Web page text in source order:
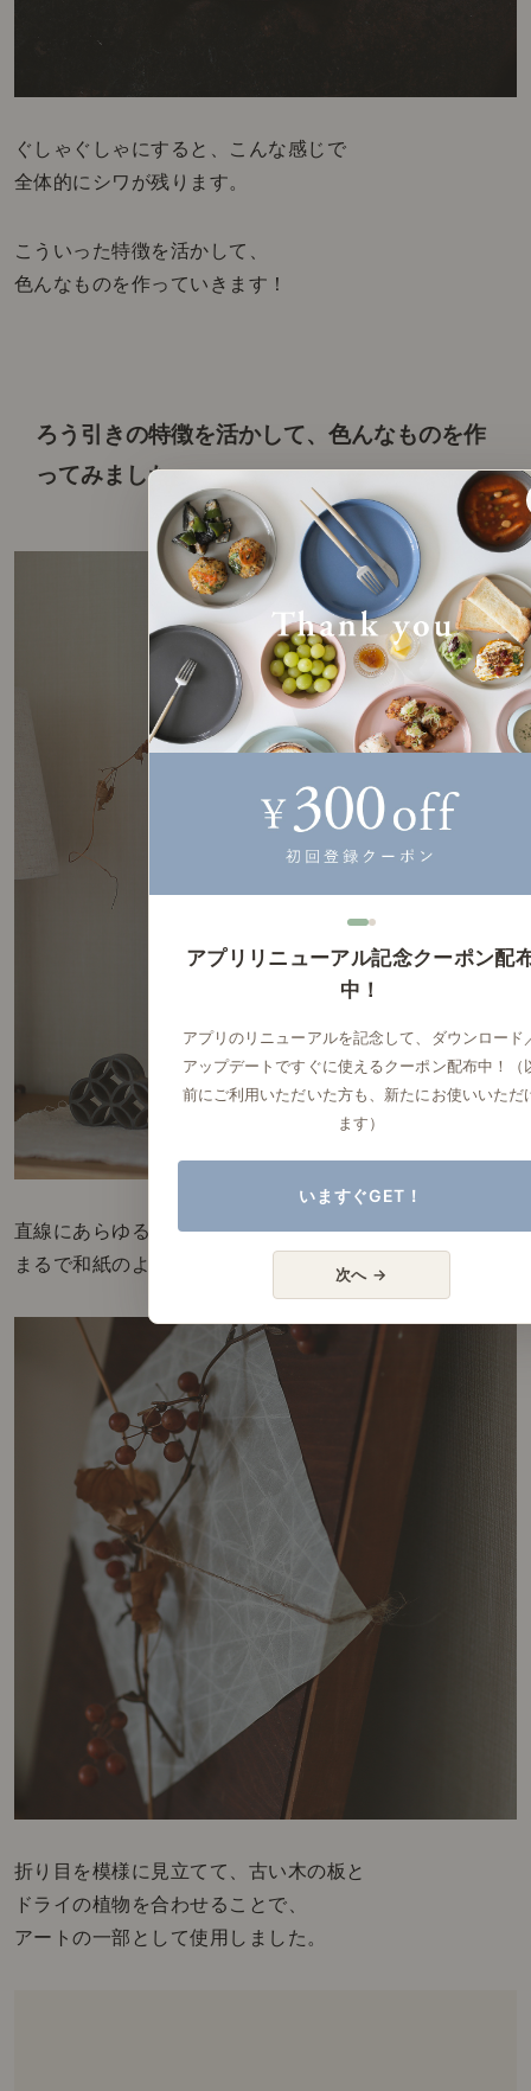
ぐしゃぐしゃにすると、こんな感じで
全体的にシワが残ります。
こういった特徴を活かして、
色んなものを作っていきます！
ろう引きの特徴を活かして、色んなものを作
ってみました♪
直線にあらゆる角度で何度も折ると、
まるで和紙のような仕上がりに。
折り目を模様に見立てて、古い木の板と
ドライの植物を合わせることで、
アートの一部として使用しました。
アプリリニューアル記念クーポン配
中！
アプリのリニューアルを記念して、ダウンロード
アップデートですぐに使えるクーポン配布中！（
前にご利用いただいた方も、新たにお使いいただ
ます）
いますぐGET！
次へ →